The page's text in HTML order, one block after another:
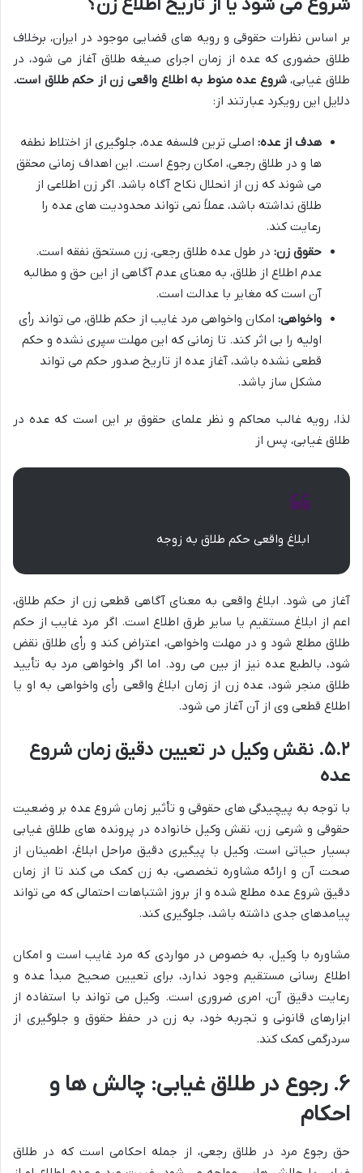
شروع می شود یا از تاریخ اطلاع زن؟
بر اساس نظرات حقوقی و رویه های قضایی موجود در ایران، برخلاف
طلاق حضوری که عده از زمان اجرای صیغه طلاق آغاز می شود، در
طلاق غیابی،شروع عده منوط به اطلاع واقعی زن از حکم طلاق است.
دلایل این رویکرد عبارتند از:
هدف از عده: اصلی ترین فلسفه عده، جلوگیری از اختلاط نطفه
ها و در طلاق رجعی، امکان رجوع است. این اهداف زمانی محقق
می شوند که زن از انحلال نکاح آگاه باشد. اگر زن اطلاعی از
طلاق نداشته باشد، عملاً نمی تواند محدودیت های عده را
رعایت کند.
حقوق زن: در طول عده طلاق رجعی، زن مستحق نفقه است.
عدم اطلاع از طلاق، به معنای عدم آگاهی از این حق و مطالبه
آن است که مغایر با عدالت است.
واخواهی: امکان واخواهی مرد غایب از حکم طلاق، می تواند رأی
اولیه را بی اثر کند. تا زمانی که این مهلت سپری نشده و حکم
قطعی نشده باشد، آغاز عده از تاریخ صدور حکم می تواند
مشکل ساز باشد.
لذا، رویه غالب محاکم و نظر علمای حقوق بر این است که عده در
طلاق غیابی، پس از
ابلاغ واقعی حکم طلاق به زوجه
آغاز می شود. ابلاغ واقعی به معنای آگاهی قطعی زن از حکم طلاق،
اعم از ابلاغ مستقیم یا سایر طرق اطلاع است. اگر مرد غایب از حکم
طلاق مطلع شود و در مهلت واخواهی، اعتراض کند و رأی طلاق نقض
شود، بالطبع عده نیز از بین می رود. اما اگر واخواهی مرد به تأیید
طلاق منجر شود، عده زن از زمان ابلاغ واقعی رأی واخواهی به او یا
اطلاع قطعی وی از آن آغاز می شود.
۵.۲. نقش وکیل در تعیین دقیق زمان شروع
عده
با توجه به پیچیدگی های حقوقی و تأثیر زمان شروع عده بر وضعیت
حقوقی و شرعی زن، نقش وکیل خانواده در پرونده های طلاق غیابی
بسیار حیاتی است. وکیل با پیگیری دقیق مراحل ابلاغ، اطمینان از
صحت آن و ارائه مشاوره تخصصی، به زن کمک می کند تا از زمان
دقیق شروع عده مطلع شده و از بروز اشتباهات احتمالی که می تواند
پیامدهای جدی داشته باشد، جلوگیری کند.
مشاوره با وکیل، به خصوص در مواردی که مرد غایب است و امکان
اطلاع رسانی مستقیم وجود ندارد، برای تعیین صحیح مبدأ عده و
رعایت دقیق آن، امری ضروری است. وکیل می تواند با استفاده از
ابزارهای قانونی و تجربه خود، به زن در حفظ حقوق و جلوگیری از
سردرگمی کمک کند.
۶. رجوع در طلاق غیابی: چالش ها و
احکام
حق رجوع مرد در طلاق رجعی، از جمله احکامی است که در طلاق